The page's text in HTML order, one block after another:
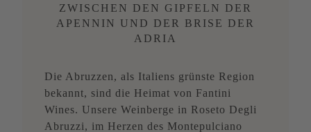
ZWISCHEN DEN GIPFELN DER
APENNIN UND DER BRISE DER
ADRIA
Die Abruzzen, als Italiens grünste Region
bekannt, sind die Heimat von Fantini
Wines. Unsere Weinberge in Roseto Degli
Abruzzi, im Herzen des Montepulciano